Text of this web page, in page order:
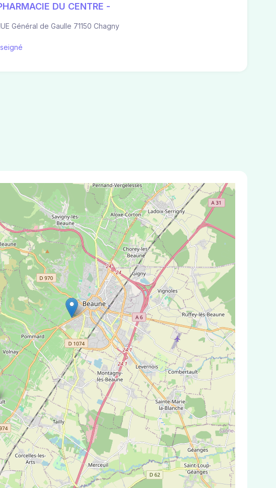
DU CENTRE -
Général de Gaulle 71150 Chagny